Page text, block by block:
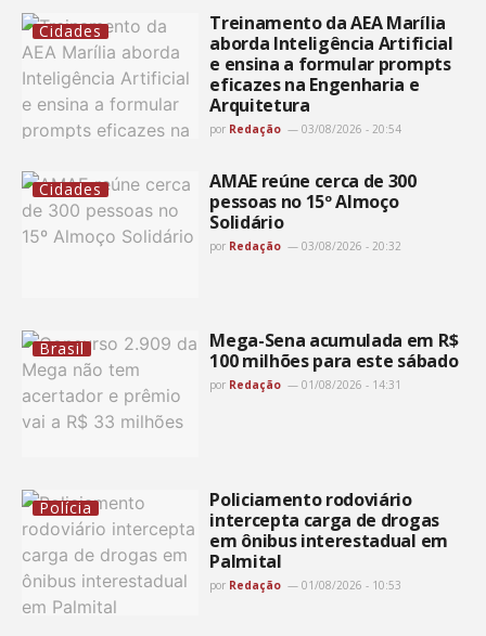
Cidades
Treinamento da AEA Marília
aborda Inteligência Artificial
e ensina a formular prompts
eficazes na Engenharia e
Arquitetura
por Redação 03/08/2026 - 20:54
Cidades
AMAE reúne cerca de 300
pessoas no 15º Almoço
Solidário
por Redação 03/08/2026 - 20:32
Brasil
Mega-Sena acumulada em R$
100 milhões para este sábado
por Redação 01/08/2026 - 14:31
Polícia
Policiamento rodoviário
intercepta carga de drogas
em ônibus interestadual em
Palmital
por Redação 01/08/2026 - 10:53